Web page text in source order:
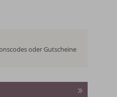
oder Gutscheine